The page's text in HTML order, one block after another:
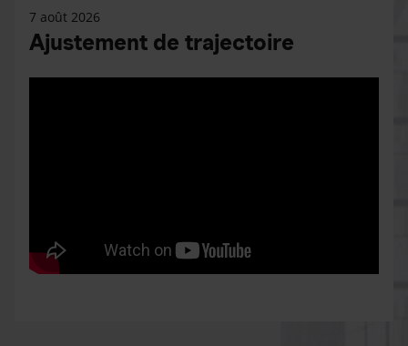
7 août 2026
Ajustement de trajectoire